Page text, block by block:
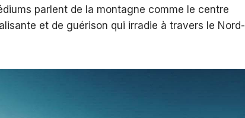
parlent de la montagne comme le centre
et de guérison qui irradie à travers le Nord-